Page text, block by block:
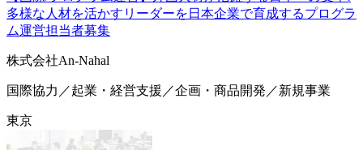
多様な人材を活かすリーダーを日本企業で育成するプログラ
ム運営担当者募集
株式会社An-Nahal
国際協力／起業・経営支援／企画・商品開発／新規事業
東京